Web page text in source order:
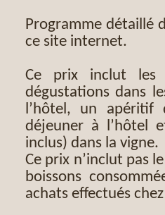
Programme détaillé
ce site internet.
Ce prix inclut les
dégustations dans
l’hôtel, un
déjeuner à l’hôtel
inclus) dans la vigne.
Ce prix n’inclut pas
boissons
achats effectués